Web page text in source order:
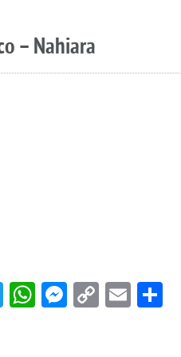
– Nahiara
Twitter
WhatsApp
Messenger
CopyEmail